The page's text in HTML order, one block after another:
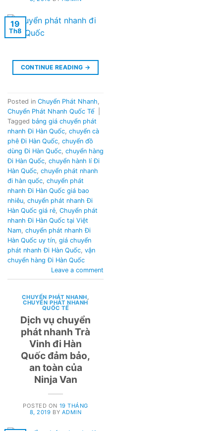
19
Th8
CONTINUE READING →
Posted in Chuyển Phát Nhanh
Chuyển Phát Nhanh Quốc Tế
Tagged bảng giá chuyển phát
nhanh Đi Hàn Quốc chuyển cà
phê Đi Hàn Quốc chuyển đồ
dùng Đi Hàn Quốc chuyển hàng
Đi Hàn Quốc chuyển hành lí Đi
Hàn Quốc chuyển phát nhanh
đi hàn quốc chuyển phát
nhanh Đi Hàn Quốc giá bao
nhiêu chuyển phát nhanh Đi
Hàn Quốc giá rẻ Chuyển phát
nhanh Đi Hàn Quốc tại Việt
Nam chuyển phát nhanh Đi
Hàn Quốc uy tín giá chuyển
phát nhanh Đi Hàn Quốc vận
chuyển hàng Đi Hàn Quốc
Leave a comment
CHUYỂN PHÁT NHANH,
CHUYỂN PHÁT NHANH
QUỐC TẾ
Dịch vụ chuyển
phát nhanh Trà
Vinh đi Hàn
Quốc đảm bảo,
an toàn của
Ninja Van
POSTED ON 19 THÁNG
8, 2019 BY ADMIN